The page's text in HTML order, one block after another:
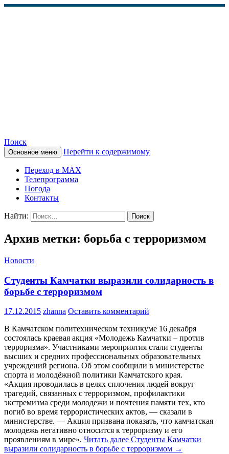
КАМЧАТСКОЕ
ИНФОРМАЦИОННОЕ
АГЕНТСТВО (КИА
«ВЕСТИ»)
Поиск
Основное меню Перейти к содержимому
Переход в MAX
Телепрограмма
Погода
Контакты
Найти:
Архив метки: борьба с терроризмом
Новости
Студенты Камчатки выразили солидарность в
борьбе с терроризмом
17.12.2015 zhanna Оставить комментарий
В Камчатском политехническом техникуме 16 декабря
состоялась краевая акция «Молодежь Камчатки – против
терроризма». Участниками мероприятия стали студенты
высших и средних профессиональных образовательных
учреждений региона. Об этом сообщили в министерстве
спорта и молодёжной политики Камчатского края.
«Акция проводилась в целях сплочения людей вокруг
трагедий, связанных с терроризмом, профилактики
экстремизма среди молодежи и почтения памяти тех, кто
погиб во время террористических актов, — сказали в
министерстве. — Акция призвана показать, что камчатская
молодежь негативно относится к терроризму и его
проявлениям в мире». Читать далее Студенты Камчатки
выразили солидарность в борьбе с терроризмом →